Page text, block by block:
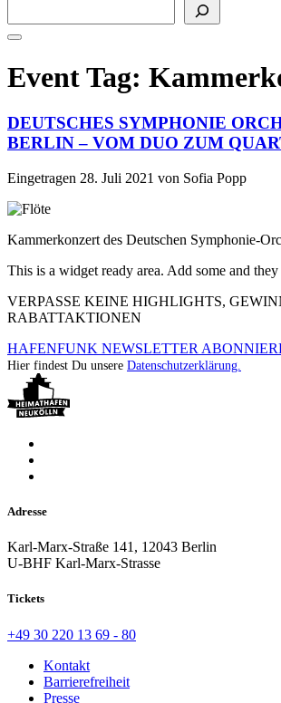
Event Tag:
DEUTSCHES SYMPHONIE
BERLIN – VOM DUO ZUM
Eingetragen 28. Juli 2021 von Sofia Popp
Kammerkonzert des Deutschen Symphonie-
This is a widget ready area. Add some and
VERPASSE KEINE HIGHLIGHTS,
RABATTAKTIONEN
HAFENFUNK NEWSLETTER
Hier findest Du unsere Datenschutzerklärung.
Adresse
Karl-Marx-Straße 141, 12043 Berlin
U-BHF Karl-Marx-Strasse
Tickets
+49 30 220 13 69 - 80
Kontakt
Barrierefreiheit
Presse